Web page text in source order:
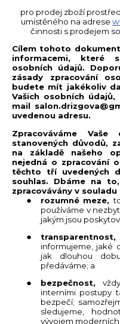
pro prodej zboží
umístěného na adrese
činnosti s prodejem
Cílem tohoto
informacemi, které
osobních údajů.
zásady zpracování
budete mít jakékoliv
Vašich osobních
mail
uvedenou adresu.
Zpracováváme
stanovených důvodů,
na základě našeho
nejedná o zpracování
těchto tří uvedených
souhlas. Dbáme na
zpracovávány v
rozumné meze,
používáme v
jakým jsou
informujeme, jaké
jak dlouhou
předáváme; a
bezpečnost,
interními postupy
bezpečí;
sledujeme,
vývojem
j
e
t
e
n
a
j
í
t
?
HLEDAT